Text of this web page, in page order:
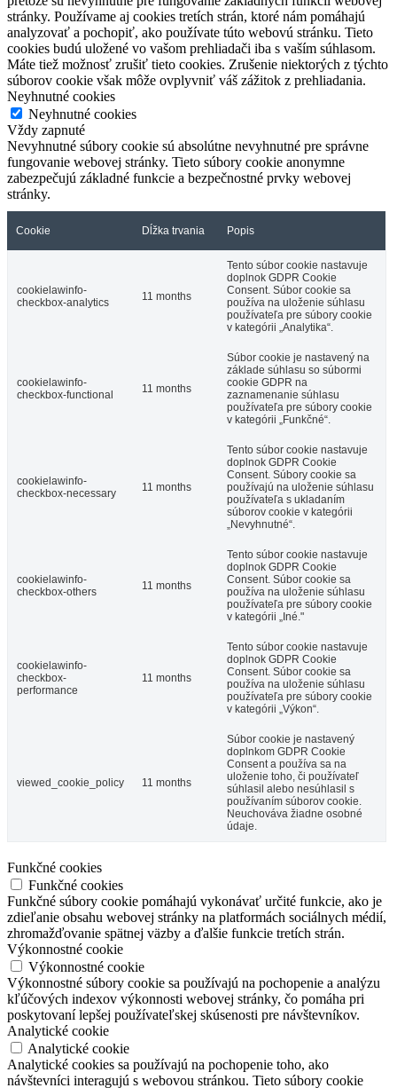
stránky. Používame aj cookies tretích strán, ktoré nám pomáhajú
analyzovať a pochopiť, ako používate túto webovú stránku. Tieto
cookies budú uložené vo vašom prehliadači iba s vaším súhlasom.
Máte tiež možnosť zrušiť tieto cookies. Zrušenie niektorých z týchto
súborov cookie však môže ovplyvniť váš zážitok z prehliadania.
Neyhnutné cookies
Neyhnutné cookies
Vždy zapnuté
Nevyhnutné súbory cookie sú absolútne nevyhnutné pre správne
fungovanie webovej stránky. Tieto súbory cookie anonymne
zabezpečujú základné funkcie a bezpečnostné prvky webovej
stránky.
Cookie Dĺžka trvania Popis
cookielawinfo-
checkbox-analytics
11 months
Tento súbor cookie nastavuje
doplnok GDPR Cookie
Consent. Súbor cookie sa
používa na uloženie súhlasu
používateľa pre súbory cookie
v kategórii „Analytika“.
cookielawinfo-
checkbox-functional
11 months
Súbor cookie je nastavený na
základe súhlasu so súbormi
cookie GDPR na
zaznamenanie súhlasu
používateľa pre súbory cookie
v kategórii „Funkčné“.
cookielawinfo-
checkbox-necessary
11 months
Tento súbor cookie nastavuje
doplnok GDPR Cookie
Consent. Súbory cookie sa
používajú na uloženie súhlasu
používateľa s ukladaním
súborov cookie v kategórii
„Nevyhnutné“.
cookielawinfo-
checkbox-others
11 months
Tento súbor cookie nastavuje
doplnok GDPR Cookie
Consent. Súbor cookie sa
používa na uloženie súhlasu
používateľa pre súbory cookie
v kategórii „Iné."
cookielawinfo-
checkbox-
performance
11 months
Tento súbor cookie nastavuje
doplnok GDPR Cookie
Consent. Súbor cookie sa
používa na uloženie súhlasu
používateľa pre súbory cookie
v kategórii „Výkon“.
viewed_cookie_policy 11 months
Súbor cookie je nastavený
doplnkom GDPR Cookie
Consent a používa sa na
uloženie toho, či používateľ
súhlasil alebo nesúhlasil s
používaním súborov cookie.
Neuchováva žiadne osobné
údaje.
Funkčné cookies
Funkčné cookies
Funkčné súbory cookie pomáhajú vykonávať určité funkcie, ako je
zdieľanie obsahu webovej stránky na platformách sociálnych médií,
zhromažďovanie spätnej väzby a ďalšie funkcie tretích strán.
Výkonnostné cookie
Výkonnostné cookie
Výkonnostné súbory cookie sa používajú na pochopenie a analýzu
kľúčových indexov výkonnosti webovej stránky, čo pomáha pri
poskytovaní lepšej používateľskej skúsenosti pre návštevníkov.
Analytické cookie
Analytické cookie
Analytické cookies sa používajú na pochopenie toho, ako
návštevníci interagujú s webovou stránkou. Tieto súbory cookie